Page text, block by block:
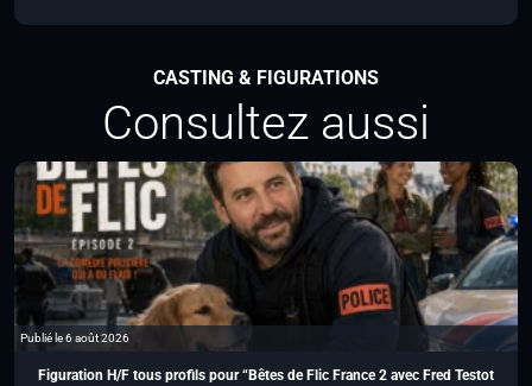
CASTING & FIGURATIONS
Consultez aussi
Publié le 6 août 2026
Figuration H/F tous profils pour “Bêtes de Flic France 2 avec Fred Testot